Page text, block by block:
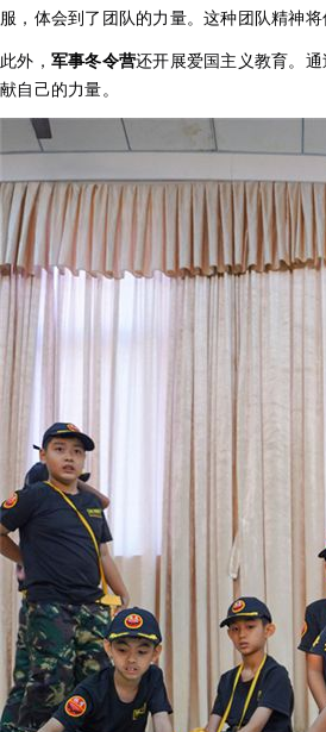
服，体会到了团队的力量。这种团队精神
此外， 军事冬令营还开展爱国主义教育。
献自己的力量。